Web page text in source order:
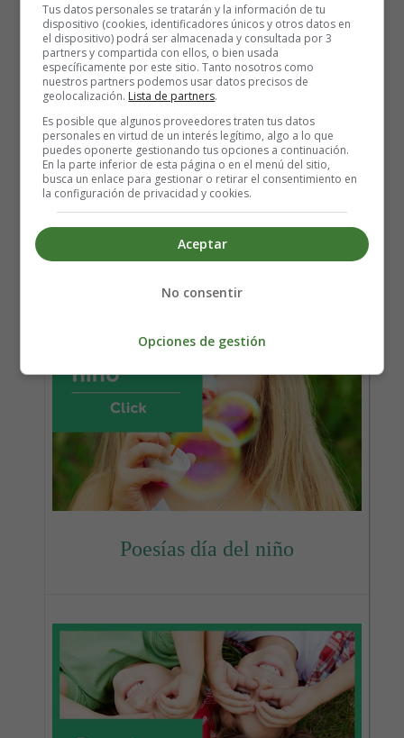
Para imprimir las láminas y fichas guarda primero en el
ordenador
🔆 Otros recursos educativos para el
día del niño:
Poesías día del niño
Tus datos personales se tratarán y la información de tu
dispositivo (cookies, identificadores únicos y otros datos en
el dispositivo) podrá ser almacenada y consultada por 3
partners y compartida con ellos, o bien usada
específicamente por este sitio. Tanto nosotros como
nuestros partners podemos usar datos precisos de
geolocalización. Lista de partners.
Es posible que algunos proveedores traten tus datos
personales en virtud de un interés legítimo, algo a lo que
puedes oponerte gestionando tus opciones a continuación.
En la parte inferior de esta página o en el menú del sitio,
busca un enlace para gestionar o retirar el consentimiento en
la configuración de privacidad y cookies.
Aceptar
No consentir
Opciones de gestión